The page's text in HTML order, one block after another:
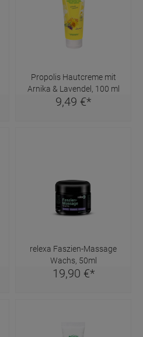
Propolis Hautcreme mit
Arnika & Lavendel, 100 ml
9,49 €*
relexa Faszien-Massage
Wachs, 50ml
19,90 €*